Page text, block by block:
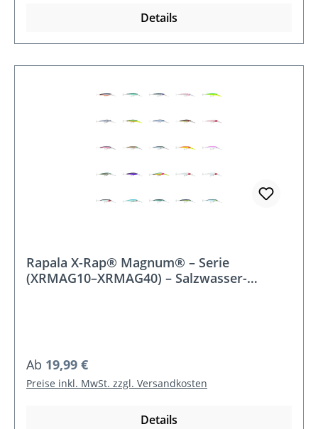
Details
Rapala X-Rap® Magnum® – Serie
(XRMAG10–XRMAG40) – Salzwasser-
Regulärer Preis:
Ab 19,99 €
Preise inkl. MwSt. zzgl. Versandkosten
Details